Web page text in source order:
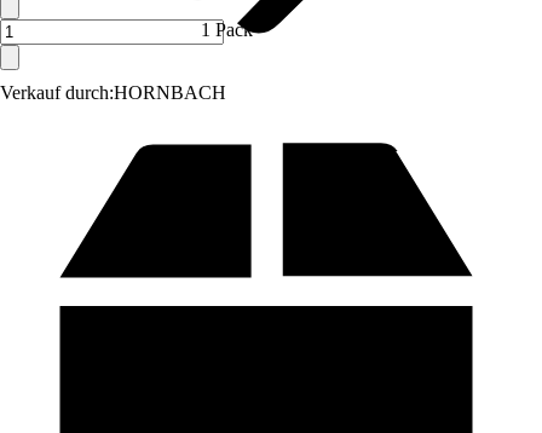
Verkauf durch:HORNBACH
1 Pack